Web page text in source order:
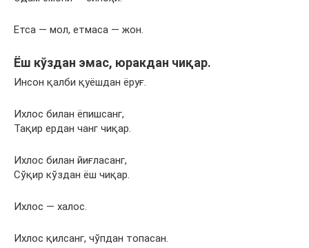
Етса — мол, етмаса — жон.
Ёш кўздан эмас, юракдан чиқар.
Инсон қалби қуёшдан ёруғ.
Ихлос билан ёпишсанг,
Тақир ердан чанг чиқар.
Ихлос билан йиғласанг,
Сўқир кўздан ёш чиқар.
Ихлос — халос.
Ихлос қилсанг, чўпдан топасан.